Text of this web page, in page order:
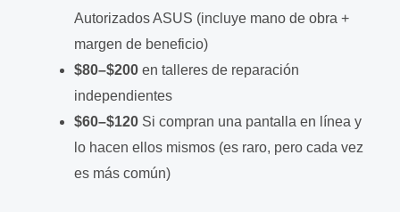
Autorizados ASUS (incluye mano de obra +
margen de beneficio)
$80–$200 en talleres de reparación
independientes
$60–$120 Si compran una pantalla en línea y
lo hacen ellos mismos (es raro, pero cada vez
es más común)